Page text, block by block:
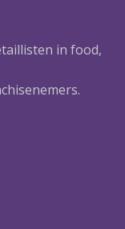
in food,